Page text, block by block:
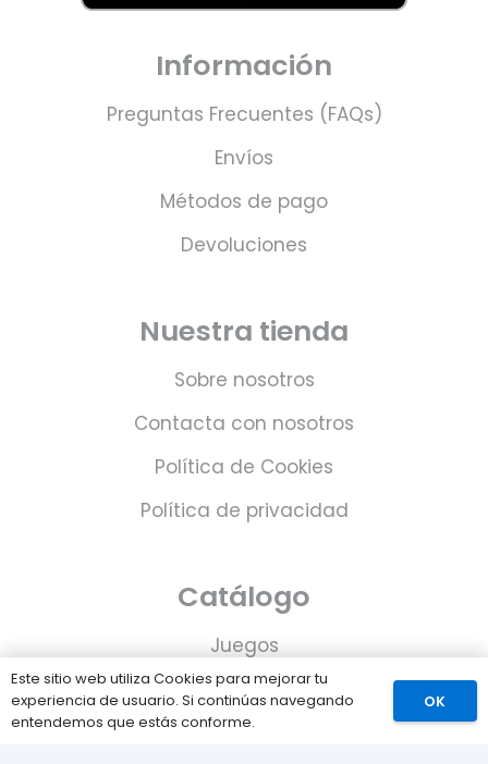
Información
Preguntas Frecuentes (FAQs)
Envíos
Métodos de pago
Devoluciones
Nuestra tienda
Sobre nosotros
Contacta con nosotros
Política de Cookies
Política de privacidad
Catálogo
Juegos
Consolas
Accesorios para tu PS5
Este sitio web utiliza Cookies para mejorar tu
experiencia de usuario. Si continúas navegando
entendemos que estás conforme.
OK